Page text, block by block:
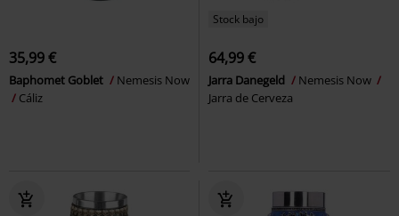
35,99 €
Baphomet Goblet
Nemesis Now
Cáliz
Stock bajo
64,99 €
Jarra Danegeld
Nemesis Now
Jarra de Cerveza